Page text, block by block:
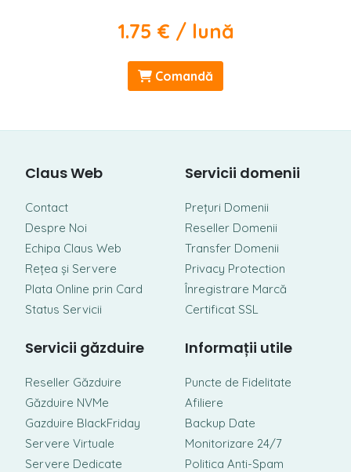
1.75 € / lună
Comandă
Claus Web
Contact
Despre Noi
Echipa Claus Web
Rețea și Servere
Plata Online prin Card
Status Servicii
Servicii domenii
Prețuri Domenii
Reseller Domenii
Transfer Domenii
Privacy Protection
Înregistrare Marcă
Certificat SSL
Servicii găzduire
Reseller Găzduire
Găzduire NVMe
Gazduire BlackFriday
Servere Virtuale
Servere Dedicate
Informații utile
Puncte de Fidelitate
Afiliere
Backup Date
Monitorizare 24/7
Politica Anti-Spam